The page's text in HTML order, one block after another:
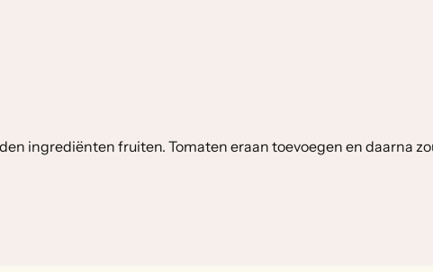
ingrediënten fruiten. Tomaten eraan toevoegen en daarna